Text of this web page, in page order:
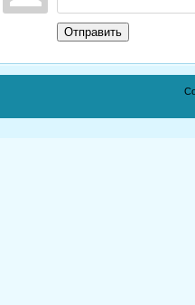
Отправить